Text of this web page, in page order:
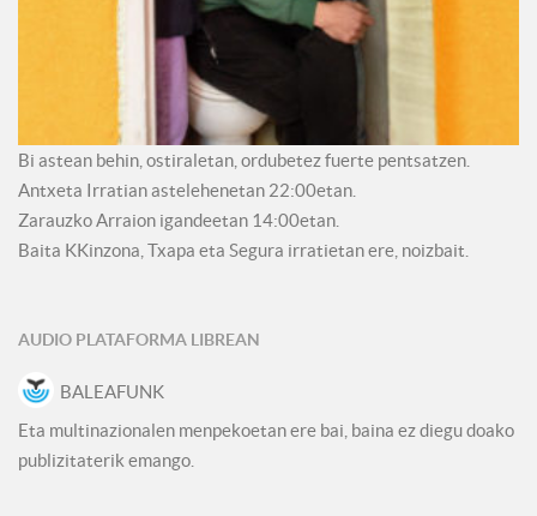
Bi astean behin, ostiraletan, ordubetez fuerte pentsatzen.
Antxeta Irratian astelehenetan 22:00etan.
Zarauzko Arraion igandeetan 14:00etan.
Baita KKinzona, Txapa eta Segura irratietan ere, noizbait.
AUDIO PLATAFORMA LIBREAN
BALEAFUNK
Eta multinazionalen menpekoetan ere bai, baina ez diegu doako
publizitaterik emango.